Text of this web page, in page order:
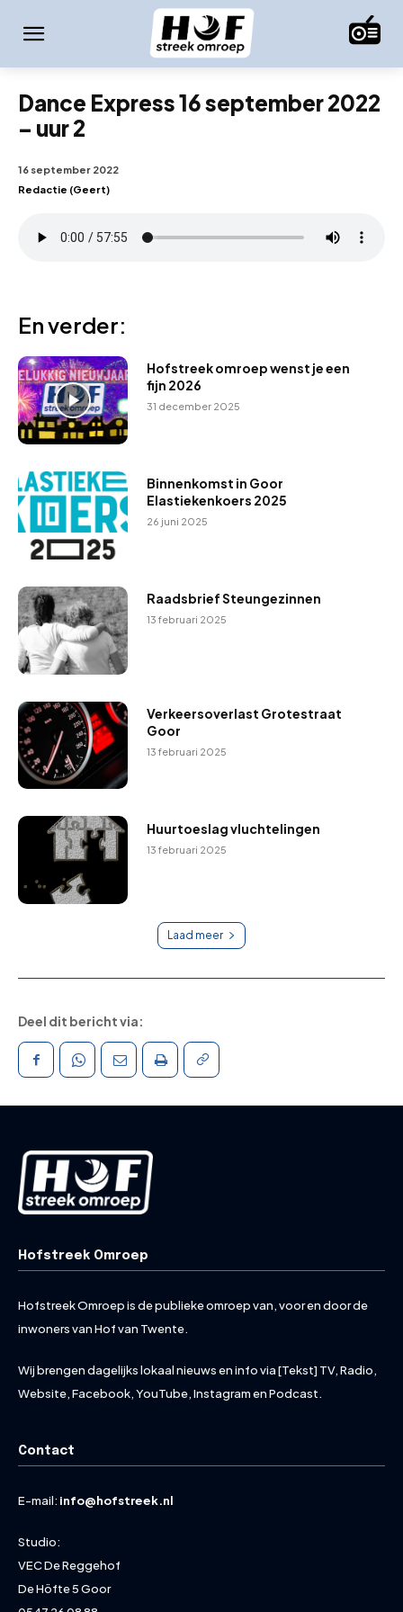
Dance Express 16 september 2022
– uur 2
16 september 2022
Redactie (Geert)
En verder:
Hofstreek omroep wenst je een
fijn 2026
31 december 2025
Binnenkomst in Goor
Elastiekenkoers 2025
26 juni 2025
Raadsbrief Steungezinnen
13 februari 2025
Verkeersoverlast Grotestraat
Goor
13 februari 2025
Huurtoeslag vluchtelingen
13 februari 2025
Laad meer
Deel dit bericht via:
Hofstreek Omroep
Hofstreek Omroep is de publieke omroep van, voor en door de
inwoners van Hof van Twente.
Wij brengen dagelijks lokaal nieuws en info via [Tekst] TV, Radio,
Website, Facebook, YouTube, Instagram en Podcast.
Contact
E-mail: info@hofstreek.nl
Studio:
VEC De Reggehof
De Höfte 5 Goor